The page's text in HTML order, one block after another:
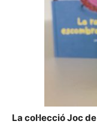
La col·lecció Joc